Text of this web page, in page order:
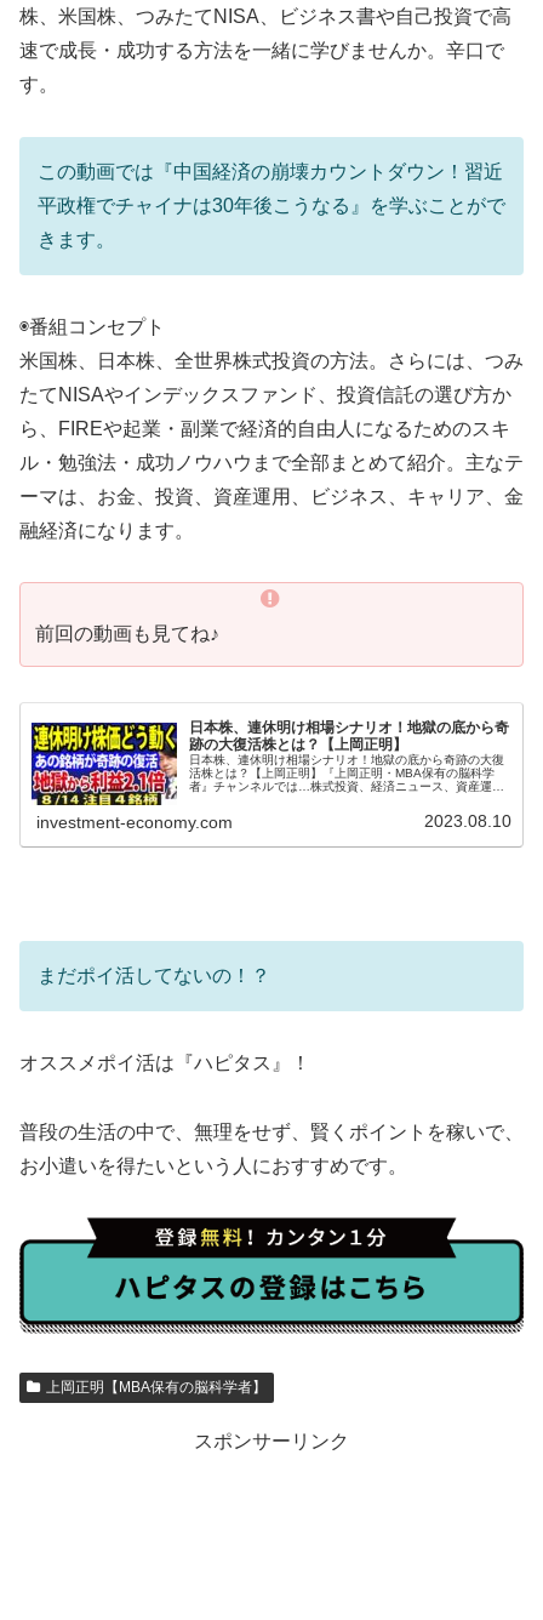
株、米国株、つみたてNISA、ビジネス書や自己投資で高
速で成長・成功する方法を一緒に学びませんか。辛口で
す。
この動画では『中国経済の崩壊カウントダウン！習近
平政権でチャイナは30年後こうなる』を学ぶことがで
きます。
◉番組コンセプト
米国株、日本株、全世界株式投資の方法。さらには、つみ
たてNISAやインデックスファンド、投資信託の選び方か
ら、FIREや起業・副業で経済的自由人になるためのスキ
ル・勉強法・成功ノウハウまで全部まとめて紹介。主なテ
ーマは、お金、投資、資産運用、ビジネス、キャリア、金
融経済になります。
前回の動画も見てね♪
日本株、連休明け相場シナリオ！地獄の底から奇
跡の大復活株とは？【上岡正明】
日本株、連休明け相場シナリオ！地獄の底から奇跡の大復
活株とは？【上岡正明】『上岡正明・MBA保有の脳科学
者』チャンネルでは…株式投資、経済ニュース、資産運
investment-economy.com 2023.08.10
まだポイ活してないの！？
オススメポイ活は『ハピタス』！
普段の生活の中で、無理をせず、賢くポイントを稼いで、
お小遣いを得たいという人におすすめです。
上岡正明【MBA保有の脳科学者】
スポンサーリンク